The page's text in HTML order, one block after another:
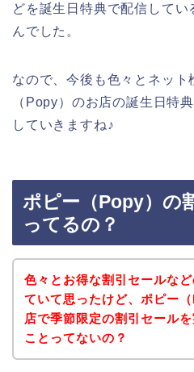
どを誕生日特典で配信して
んでした。
なので、今後も色々とネット
（Popy）のお店の誕生日特
していきますね♪
ポピー（Popy）の
ってるの？
色々とお得な割引セールな
ていて思ったけど、ポピー
店で季節限定の割引セール
ことってないの？